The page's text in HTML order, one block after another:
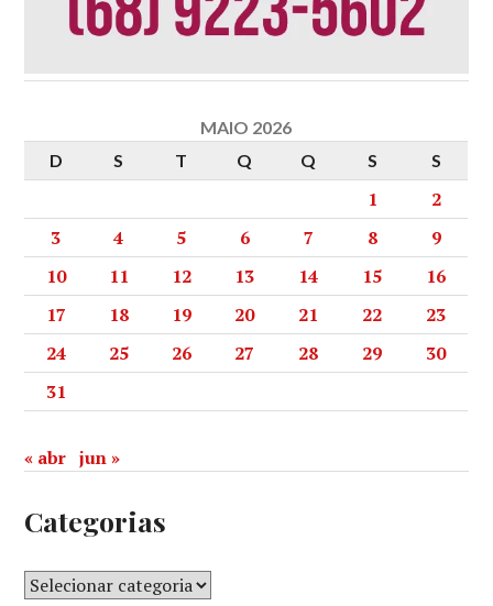
MAIO 2026
D
S T Q Q S S
1
2
3
4 5 6 7 8
9
10
11 12 13 14 15
16
17
18 19 20 21 22
23
24
25 26 27 28 29
30
31
« abr jun »
Categorias